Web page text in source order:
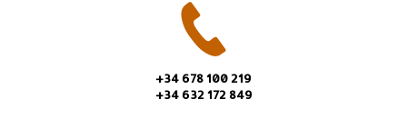
+34 678 100 219
+34 632 172 849